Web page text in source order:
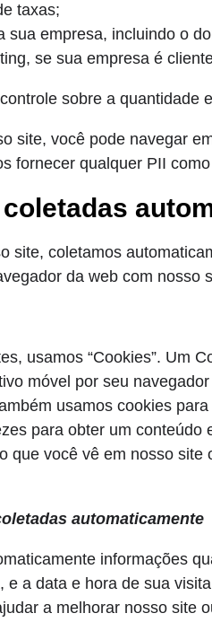
taxas;
sua empresa, incluindo o
se sua empresa é
sobre a quantidade
site, você pode navegar
fornecer qualquer PII
site, coletamos
da web com nosso
usamos “Cookies”. Um
móvel por seu
usamos cookies
para obter um
que você vê em nosso
automaticamente
informações
e a data e hora de sua
a melhorar nosso site